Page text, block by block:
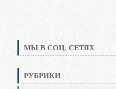
МЫ В СОЦ. СЕТЯХ
РУБРИКИ